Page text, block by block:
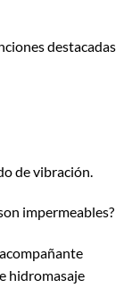
destacadas
de vibración.
impermeables?
hidromasaje